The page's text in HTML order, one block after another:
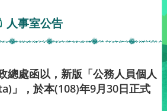
人事室公告
總處函以，新版「公務人員個人
」，於本(108)年9月30日正式